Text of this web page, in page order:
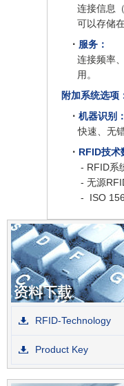
连接信息
可以存储
· 服务：
连接频率
用。
附加系统选项
· 机器识别：
快速、无错
· RFID技术
- RFID系
- 无源RFID
- ISO
RFID-Technology
Product Key